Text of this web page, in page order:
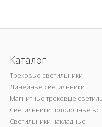
Каталог
Трековые светильники
Линейные светильники
Магнитные трековые
Светильники потолочные
Светильники накладные